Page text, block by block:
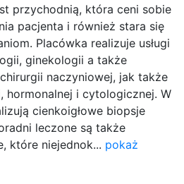
przychodnią, która ceni sobie
pacjenta i również stara się
Placówka realizuje usługi
ginekologii a także
naczyniowej, jak także
hormonalnej i cytologicznej. W
cienkoigłowe biopsje
leczone są także
które niejednok... pokaż